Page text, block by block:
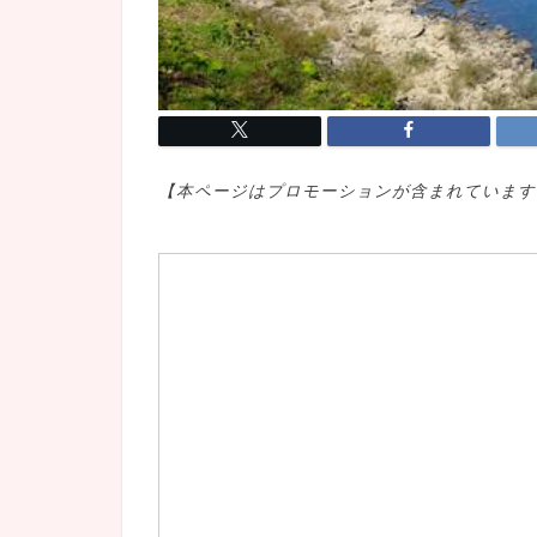
【本ページはプロモ ーションが含まれていま